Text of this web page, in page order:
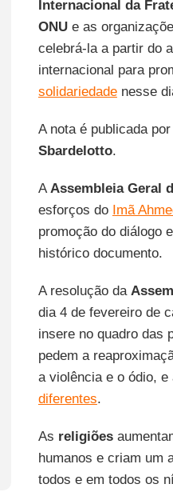
Internacional da
ONUe as
celebrá-la a partir do
internacional para
solidariedadenesse
A nota é publicada por
Sbardelotto.
AAssembleia Geral
esforços do Imã
promoção do diálogo
histórico documento.
A resolução da
dia 4 de fevereiro de
insere no quadro das
pedem a
a violência e o ódio,
diferentes.
As religiões
humanos e criam um
todos e em todos os